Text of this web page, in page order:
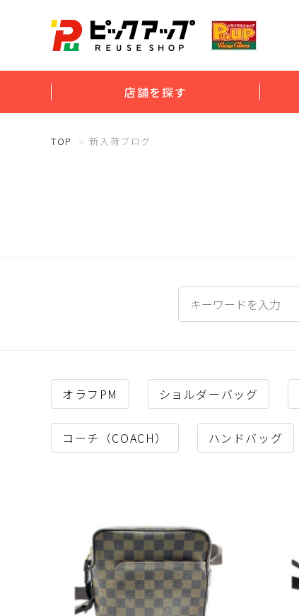
店舗を探す
TOP 新入荷ブログ
オラフPM ショルダーバッグ
コーチ（COACH） ハンドバッグ